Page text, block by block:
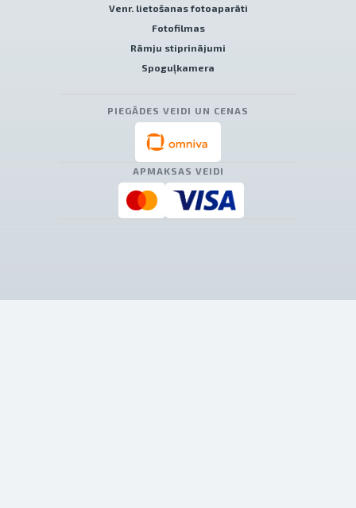
Venr. lietošanas fotoaparāti
Fotofilmas
Rāmju stiprinājumi
Spoguļkamera
PIEGĀDES VEIDI UN CENAS
APMAKSAS VEIDI